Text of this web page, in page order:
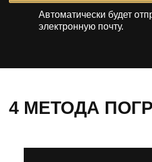
Автоматически будет
электронную почту.
4 МЕТОДА